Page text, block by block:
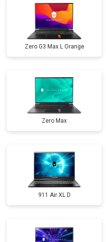
Zero G3 Max L Orange
Zero Max
911 Air XL D